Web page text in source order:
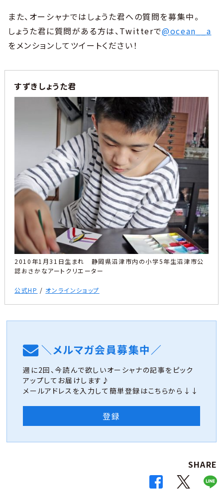
また、オーシャナではしょうた君への質問を募集中。
しょうた君に質問がある方は、Twitterで@ocean__a
をメンションしてツイートください！
すずきしょうた君
2010年1月31日生まれ 静岡県沼津市内の小学5年生沼津市公
認おさかなアートクリエーター
公式HP / オンラインショップ
＼メルマガ会員募集中／
週に2回、今読んで欲しいオーシャナの記事をピック
アップしてお届けします♪
メールアドレスを入力して簡単登録はこちらから↓↓
登録
SHARE